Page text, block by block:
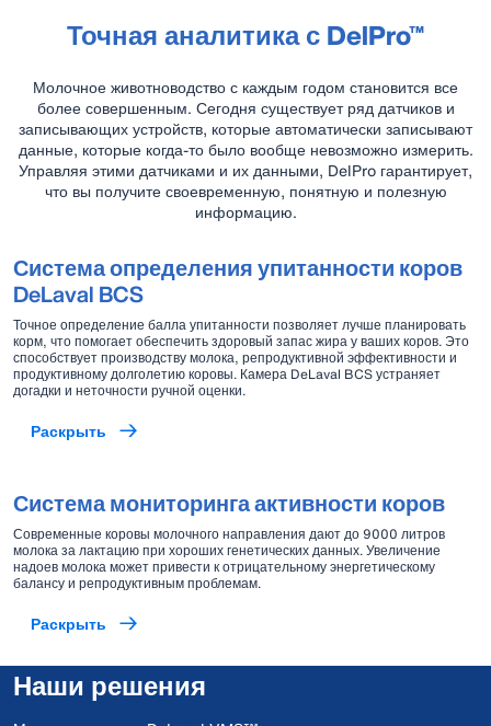
Точная аналитика с DelPro™
Молочное животноводство с каждым годом становится все
более совершенным. Сегодня существует ряд датчиков и
записывающих устройств, которые автоматически записывают
данные, которые когда-то было вообще невозможно измерить.
Управляя этими датчиками и их данными, DelPro гарантирует,
что вы получите своевременную, понятную и полезную
информацию.
Система определения упитанности коров
DeLaval BCS
Точное определение балла упитанности позволяет лучше планировать
корм, что помогает обеспечить здоровый запас жира у ваших коров. Это
способствует производству молока, репродуктивной эффективности и
продуктивному долголетию коровы. Камера DeLaval BCS устраняет
догадки и неточности ручной оценки.
Раскрыть
Система мониторинга активности коров
Современные коровы молочного направления дают до 9000 литров
молока за лактацию при хороших генетических данных. Увеличение
надоев молока может привести к отрицательному энергетическому
балансу и репродуктивным проблемам.
Раскрыть
Наши решения